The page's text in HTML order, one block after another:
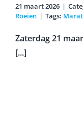
21 maart 2026 |
Roeien | Tags:
Zaterdag 21
[...]